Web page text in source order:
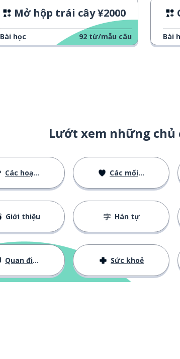
Mở hộp trái cây ¥2000
Bài học 92 từ/mẫu câu Bài
Lướt xem những chủ
Các hoạt động Các mối quan hệ
Giới thiệu Hán tự
Quan điểm Sức khoẻ